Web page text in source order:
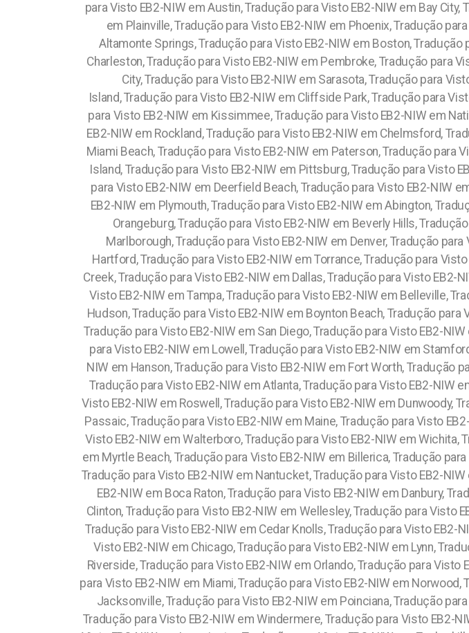
para Visto EB2-NIW em Austin, Tradução para Visto EB2-NIW em Bay
em Plainville, Tradução para Visto EB2-NIW em Phoenix, Tradução
Altamonte Springs, Tradução para Visto EB2-NIW em Boston,
Charleston, Tradução para Visto EB2-NIW em Pembroke, Tradução para
City, Tradução para Visto EB2-NIW em Sarasota, Tradução para
Island,Tradução para Visto EB2-NIW em Cliffside Park, Tradução para
para Visto EB2-NIW em Kissimmee, Tradução para Visto EB2-NIW em
EB2-NIW em Rockland, Tradução para Visto EB2-NIW em Chelmsford,
Miami Beach, Tradução para Visto EB2-NIW em Paterson, Tradução para
Island, Tradução para Visto EB2-NIW em Pittsburg, Tradução para Visto
para Visto EB2-NIW em Deerfield Beach, Tradução para Visto EB2-NIW
EB2-NIW em Plymouth, Tradução para Visto EB2-NIW em Abington,
Orangeburg, Tradução para Visto EB2-NIW em Beverly Hills,
Marlborough, Tradução para Visto EB2-NIW em Denver, Tradução
Hartford,Tradução para Visto EB2-NIW em Torrance, Tradução para
Creek, Tradução para Visto EB2-NIW em Dallas, Tradução para Visto EB2-
Visto EB2-NIW em Tampa, Tradução para Visto EB2-NIW em Belleville,
Hudson, Tradução para Visto EB2-NIW em Boynton Beach, Tradução
Tradução para Visto EB2-NIW em San Diego, Tradução para Visto EB2-
para Visto EB2-NIW em Lowell, Tradução para Visto EB2-NIW em
NIW em Hanson, Tradução para Visto EB2-NIW em Fort Worth, Tradução
Tradução para Visto EB2-NIW em Atlanta, Tradução para Visto EB2-NIW
Visto EB2-NIW em Roswell, Tradução para Visto EB2-NIW em Dunwoody,
Passaic, Tradução para Visto EB2-NIW em Maine, Tradução para Visto
Visto EB2-NIW em Walterboro, Tradução para Visto EB2-NIW em Wichita,
em Myrtle Beach, Tradução para Visto EB2-NIW em Billerica, Tradução
Tradução para Visto EB2-NIW em Nantucket,Tradução para Visto EB2-
EB2-NIW em Boca Raton, Tradução para Visto EB2-NIW em Danbury,
Clinton, Tradução para Visto EB2-NIW em Wellesley, Tradução para Visto
Tradução para Visto EB2-NIW em Cedar Knolls, Tradução para Visto EB2-
Visto EB2-NIW em Chicago, Tradução para Visto EB2-NIW em Lynn,
Riverside, Tradução para Visto EB2-NIW em Orlando, Tradução para
para Visto EB2-NIW em Miami, Tradução para Visto EB2-NIW em
Jacksonville, Tradução para Visto EB2-NIW em Poinciana, Tradução
Tradução para Visto EB2-NIW em Windermere, Tradução para Visto EB2-